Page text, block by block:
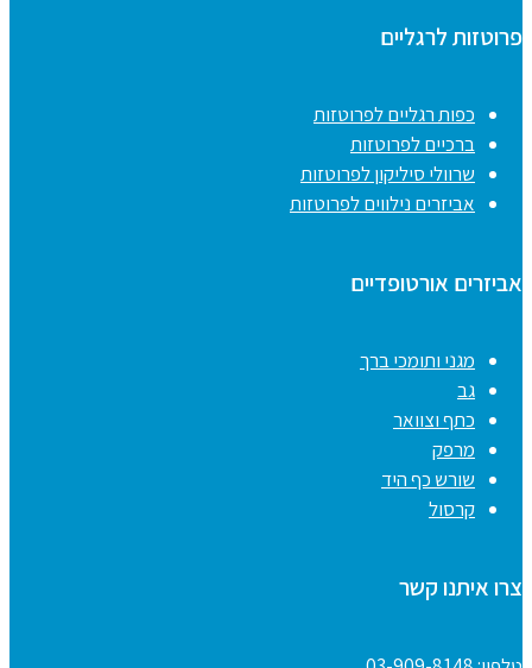
פרוטזות לרגליים
כפות רגליים לפרוטזות
ברכיים לפרוטזות
שרוולי סיליקון לפרוטזות
אביזרים נילווים לפרוטזות
אביזרים אורטופדיים
מגני ותומכי ברך
גב
כתף וצוואר
מרפק
שורש כף היד
קרסול
צרו איתנו קשר